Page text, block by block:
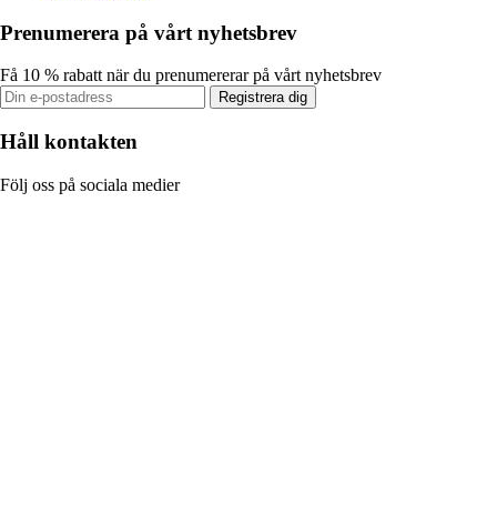
Prenumerera på vårt nyhetsbrev
Få 10 % rabatt när du prenumererar på vårt nyhetsbrev
Registrera dig
Håll kontakten
Följ oss på sociala medier